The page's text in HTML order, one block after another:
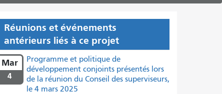
Réunions et événements
antérieurs liés à ce projet
Mar
4
Programme et politique de
développement conjoints présentés lors
de la réunion du Conseil des superviseurs,
le 4 mars 2025